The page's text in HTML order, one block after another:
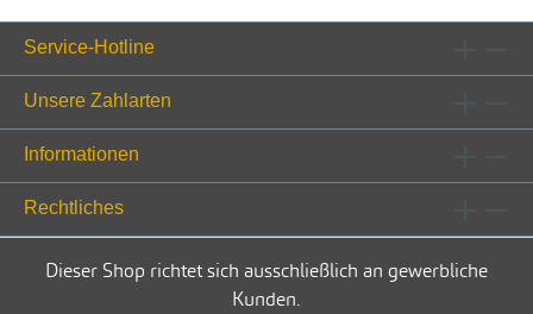
Service-Hotline
Unsere Zahlarten
Informationen
Rechtliches
Dieser Shop richtet sich ausschließlich an gewerbliche
Kunden.